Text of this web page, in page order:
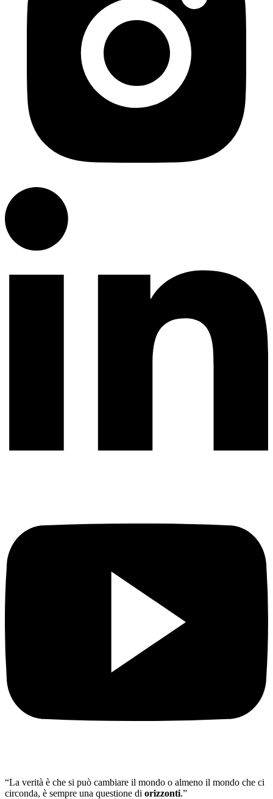
“La verità è che si può cambiare il mondo o almeno il mondo che ci
circonda, è sempre una questione di orizzonti.”